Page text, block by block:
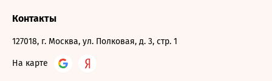
Контакты
127018, г. Москва, ул. Полковая, д. 3, стр. 1
На карте